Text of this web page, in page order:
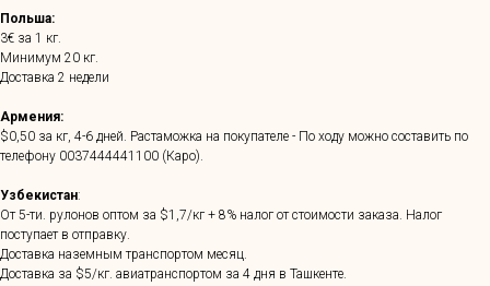
Польша:
3€ за 1 кг.
Минимум 20 кг.
Доставка 2 недели
Армения:
$0,50 за кг, 4-6 дней. Растаможка на покупателе - По ходу можно составить по
телефону 0037444441100 (Каро).
Узбекистан:
От 5-ти. рулонов оптом за $1,7/кг + 8% налог от стоимости заказа. Налог
поступает в отправку.
Доставка наземным транспортом месяц.
Доставка за $5/кг. авиатранспортом за 4 дня в Ташкенте.